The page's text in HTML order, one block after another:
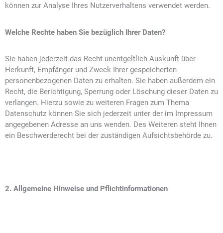
können zur Analyse Ihres Nutzerverhaltens verwendet werden.
Welche Rechte haben Sie bezüglich Ihrer Daten?
Sie haben jederzeit das Recht unentgeltlich Auskunft über
Herkunft, Empfänger und Zweck Ihrer gespeicherten
personenbezogenen Daten zu erhalten. Sie haben außerdem ein
Recht, die Berichtigung, Sperrung oder Löschung dieser Daten zu
verlangen. Hierzu sowie zu weiteren Fragen zum Thema
Datenschutz können Sie sich jederzeit unter der im Impressum
angegebenen Adresse an uns wenden. Des Weiteren steht Ihnen
ein Beschwerderecht bei der zuständigen Aufsichtsbehörde zu.
2. Allgemeine Hinweise und Pflichtinformationen